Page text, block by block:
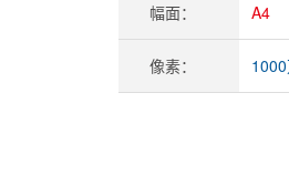
幅面： A4
像素：